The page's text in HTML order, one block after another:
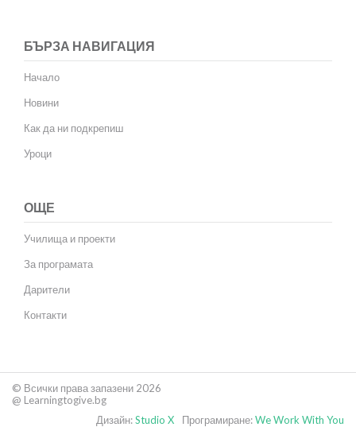
БЪРЗА НАВИГАЦИЯ
Начало
Новини
Как да ни подкрепиш
Уроци
ОЩЕ
Училища и проекти
За програмата
Дарители
Контакти
© Всички права запазени 2026
@ Learningtogive.bg
Програмиране:We Work With You
Дизайн:Studio X